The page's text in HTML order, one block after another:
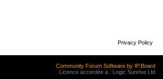
Privacy Policy
Community Forum Software by IP.Board
Licence accordée à : Logic Sunrise Ltd